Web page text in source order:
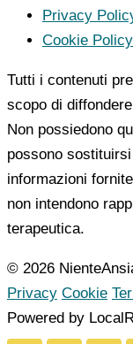
Privacy
Cookie Policy
Tutti i contenuti
scopo di
Non possiedono
possono
informazioni
non intendono
terapeutica.
© 2026
Privacy Cookie
Powered by